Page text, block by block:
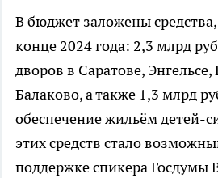
В бюджет заложены
конце 2024 года: 2,3 млрд
дворов в Саратове,
Балаково, а также 1,3 млрд
обеспечение жильём детей-
этих средств стало
поддержке спикера Госдумы